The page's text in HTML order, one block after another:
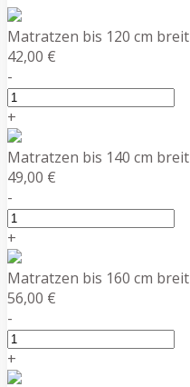
Matratzen bis 120 cm breit
42,00 €
-
+
Matratzen bis 140 cm breit
49,00 €
-
+
Matratzen bis 160 cm breit
56,00 €
-
+